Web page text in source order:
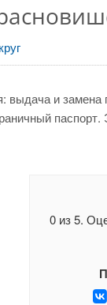
и замена
0из5.